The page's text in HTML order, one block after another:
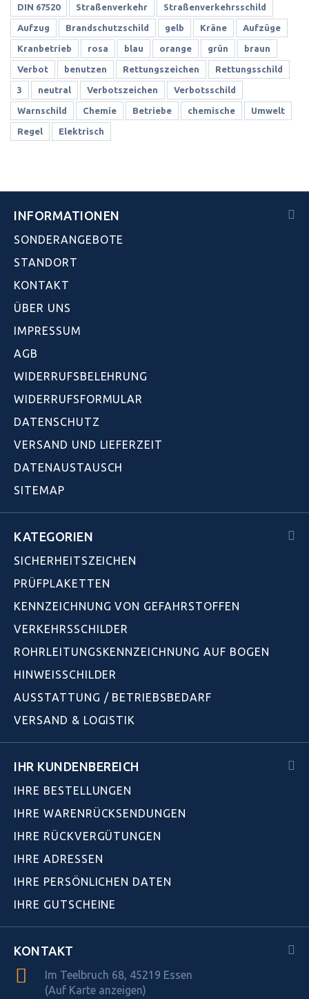
DIN 67520 Straßenverkehr Straßenverkehrsschild
Aufzug Brandschutzschild gelb Kräne Aufzüge
Kranbetrieb rosa blau orange grün braun
Verbot benutzen Rettungszeichen Rettungsschild
3 neutral Verbotszeichen Verbotsschild
Warnschild Chemie Betriebe chemische Umwelt
Regel Elektrisch
INFORMATIONEN
SONDERANGEBOTE
STANDORT
KONTAKT
ÜBER UNS
IMPRESSUM
AGB
WIDERRUFSBELEHRUNG
WIDERRUFSFORMULAR
DATENSCHUTZ
VERSAND UND LIEFERZEIT
DATENAUSTAUSCH
SITEMAP
KATEGORIEN
SICHERHEITSZEICHEN
PRÜFPLAKETTEN
KENNZEICHNUNG VON GEFAHRSTOFFEN
VERKEHRSSCHILDER
ROHRLEITUNGSKENNZEICHNUNG AUF BOGEN
HINWEISSCHILDER
AUSSTATTUNG / BETRIEBSBEDARF
VERSAND & LOGISTIK
IHR KUNDENBEREICH
IHRE BESTELLUNGEN
IHRE WARENRÜCKSENDUNGEN
IHRE RÜCKVERGÜTUNGEN
IHRE ADRESSEN
IHRE PERSÖNLICHEN DATEN
IHRE GUTSCHEINE
KONTAKT
Im Teelbruch 68, 45219 Essen
(Auf Karte anzeigen)